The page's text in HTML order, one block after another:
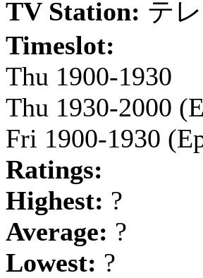
TV Station: テ
Timeslot:
Thu 1900-1930
Thu 1930-2000
Fri 1900-1930
Ratings:
Highest: ?
Average: ?
Lowest: ?